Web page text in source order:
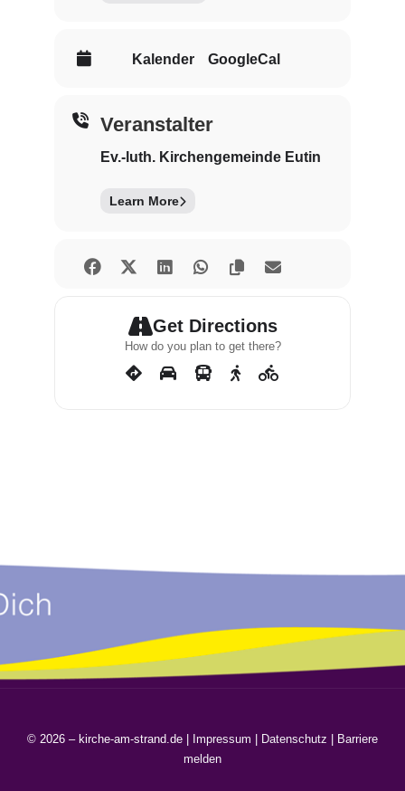
Kalender GoogleCal
Veranstalter
Ev.-luth. Kirchengemeinde Eutin
Learn More
Get Directions
How do you plan to get there?
© 2026 – kirche-am-strand.de | Impressum Datenschutz
Barriere
melden